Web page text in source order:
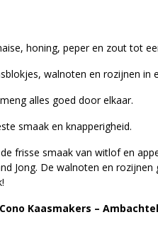
honing, peper en zout tot
walnoten en rozijnen in
alles goed door elkaar.
smaak en knapperigheid.
frisse smaak van witlof en
Jong. De walnoten en rozijnen
Kaasmakers –